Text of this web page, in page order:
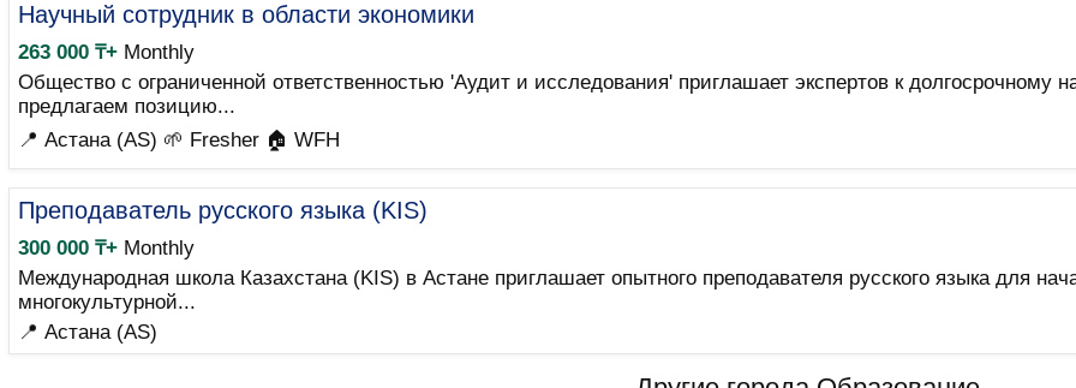
Научный сотрудник в области экономики
263 000 ₸+ Monthly
Общество с ограниченной ответственностью 'Аудит и исследования' приглашает экспертов к долгосрочному
предлагаем позицию...
📍 Астана (AS) 🌱 Fresher 🏠 WFH
Преподаватель русского языка (KIS)
300 000 ₸+ Monthly
Международная школа Казахстана (KIS) в Астане приглашает опытного преподавателя русского языка для
многокультурной...
📍 Астана (AS)